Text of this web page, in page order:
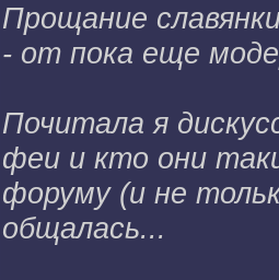
Прощание
- от пока еще
Почитала я
феи и кто они
форуму (и не
общалась...